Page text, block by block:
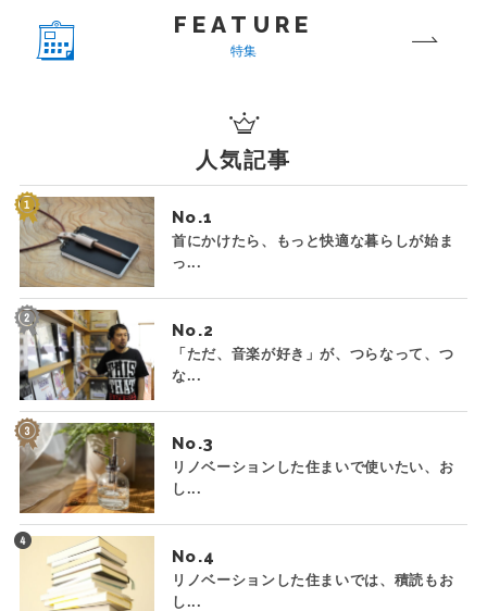
FEATURE
特集
人気記事
No.
首にかけたら、もっと快適な暮らしが始ま
っ...
No.
「ただ、音楽が好き」が、つらなって、つ
な...
No.
リノベーションした住まいで使いたい、お
し...
No.
リノベーションした住まいでは、積読もお
し...